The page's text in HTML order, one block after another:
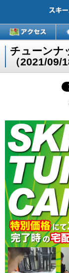
チューンナ
（2021/09/